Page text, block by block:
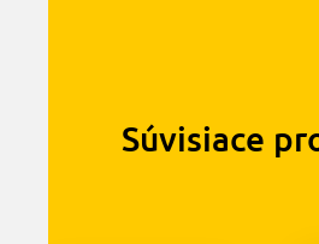
Súvisiace